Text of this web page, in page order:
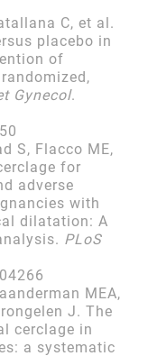
C, et al.
placebo in
of
Gynecol.
S, Flacco ME,
for
adverse
with
dilatation: A
PLoS
MEA,
J. The
cerclage in
a systematic